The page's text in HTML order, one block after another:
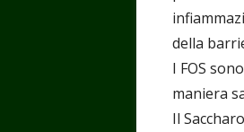
della
I FOS
maniera
Il